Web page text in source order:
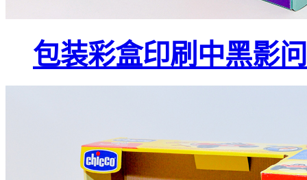
包装彩盒印刷中黑影